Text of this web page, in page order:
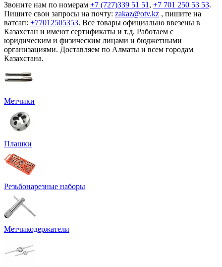
Звоните нам по номерам +7 (727)339 51 51 , +7 701 250 53 53.
Пишите свои запросы на почту: zakaz@otv.kz , пишите на
ватсап: +77012505353. Все товары официально ввезены в
Казахстан и имеют сертификаты и т.д. Работаем с
юридическим и физическим лицами и бюджетными
организациями. Доставляем по Алматы и всем городам
Казахстана.
Метчики
Плашки
Резьбонарезные наборы
Метчикодержатели